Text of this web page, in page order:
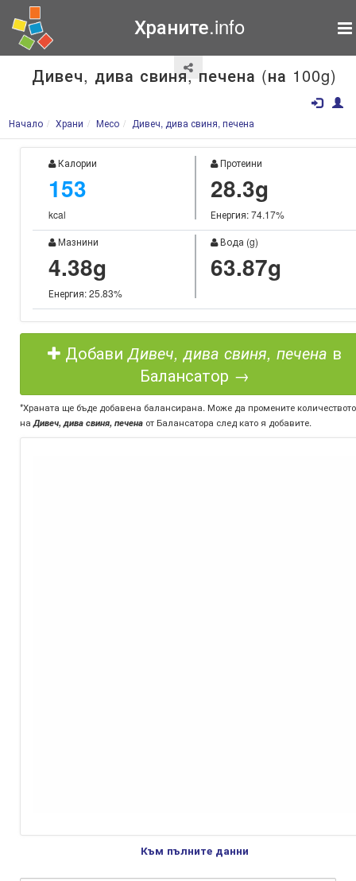
Храните.info
Дивеч, дива свиня, печена (на 100g)
Начало Храни Месо Дивеч, дива свиня, печена
Калории
153
kcal
Протеини
28.3g
Енергия: 74.17%
Мазнини
4.38g
Енергия: 25.83%
Вода (g)
63.87g
ДобавиДивеч, дива свиня, печена в
Балансатор →
*Храната ще бъде добавена балансирана. Може да промените количеството
на Дивеч, дива свиня, печена от Балансатора след като я добавите.
Към пълните данни